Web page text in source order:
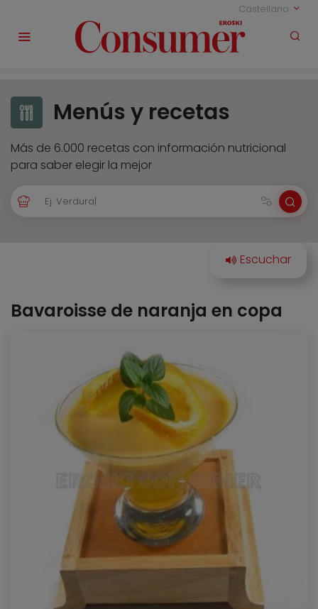
Castellano
Menús y recetas
Más de 6.000 recetas con información nutricional
para saber elegir la mejor
Bavaroisse de naranja en copa